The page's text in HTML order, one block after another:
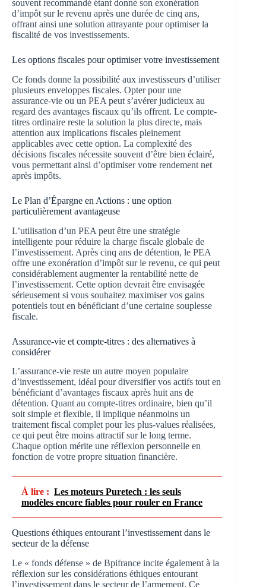
souvent recommandé étant donné son exonération
d’impôt sur le revenu après une durée de cinq ans,
offrant ainsi une solution attrayante pour optimiser la
fiscalité de vos investissements.
Les options fiscales pour optimiser votre investissement
Ce fonds donne la possibilité aux investisseurs d’utiliser
plusieurs enveloppes fiscales. Opter pour une
assurance-vie ou un PEA peut s’avérer judicieux au
regard des avantages fiscaux qu’ils offrent. Le compte-
titres ordinaire reste la solution la plus directe, mais
attention aux implications fiscales pleinement
applicables avec cette option. La complexité des
décisions fiscales nécessite souvent d’être bien éclairé,
vous permettant ainsi d’optimiser votre rendement net
après impôts.
Le Plan d’Épargne en Actions : une option
particulièrement avantageuse
L’utilisation d’un PEA peut être une stratégie
intelligente pour réduire la charge fiscale globale de
l’investissement. Après cinq ans de détention, le PEA
offre une exonération d’impôt sur le revenu, ce qui peut
considérablement augmenter la rentabilité nette de
l’investissement. Cette option devrait être envisagée
sérieusement si vous souhaitez maximiser vos gains
potentiels tout en bénéficiant d’une certaine souplesse
fiscale.
Assurance-vie et compte-titres : des alternatives à
considérer
L’assurance-vie reste un autre moyen populaire
d’investissement, idéal pour diversifier vos actifs tout en
bénéficiant d’avantages fiscaux après huit ans de
détention. Quant au compte-titres ordinaire, bien qu’il
soit simple et flexible, il implique néanmoins un
traitement fiscal complet pour les plus-values réalisées,
ce qui peut être moins attractif sur le long terme.
Chaque option mérite une réflexion personnelle en
fonction de votre propre situation financière.
À lire : Les moteurs Puretech : les seuls
modèles encore fiables pour rouler en France
Questions éthiques entourant l’investissement dans le
secteur de la défense
Le « fonds défense » de Bpifrance incite également à la
réflexion sur les considérations éthiques entourant
l’investissement dans le secteur de l’armement. Ce